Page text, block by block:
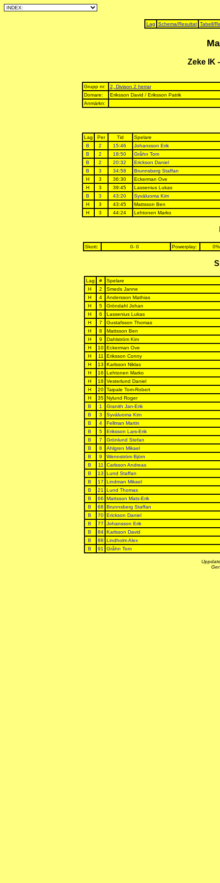
Lag Schema/Resultat Tabell/
Zeke IK
Grupp nr:
2, Divison 2 herrar
Domare:
Eriksson David / Eriksson Patrik
Anmärkn:
Lag Per Tid
Spelare
B
2 15:46
Johansson Erik
B
2 18:50
Gråhn Tom
B
2 20:32
Erickson Daniel
B
3 34:58
Brunnsberg Staffan
H
3 36:30
Eckerman Ove
H
3 39:45
Lassenius Lukas
B
3 43:20
Syväluoma Kim
H
3 43:45
Mattsson Ben
H
3 44:24 Lehtonen Marko
Skott: 0- 0 Powerplay:
Lag #
Spelare
H
2
Smeds Janne
H
4
Andersson Mathias
H
5
Gröndahl Johan
H
6
Lassenius Lukas
H
7
Gustafsson Thomas
H
8
Mattsson Ben
H
9
Dahlström Kim
H
10
Eckerman Ove
H
11
Eriksson Conny
H
13
Karlsson Niklas
H
16
Lehtonen Marko
H
18
Vesterlund Daniel
H
20 Taipale Tom-Robert
H
35
Nylund Roger
B
1
Granith Jan-Erik
B
3
Syväluoma Kim
B
4
Fellman Martin
B
5
Eriksson Lars-Erik
B
7
Grönlund Stefan
B
8
Ahlgren Mikael
B
9
Wennström Björn
B
11
Carlsson Andreas
B
13
Lund Staffan
B
17
Lindman Mikael
B
21
Lund Thomas
B
66
Mattsson Mats-Erik
B
68
Brunnsberg Staffan
B
70
Erickson Daniel
B
77
Johansson Erik
B
84
Karlsson David
B
88
Lindholm Alex
B
91 Gråhn Tom